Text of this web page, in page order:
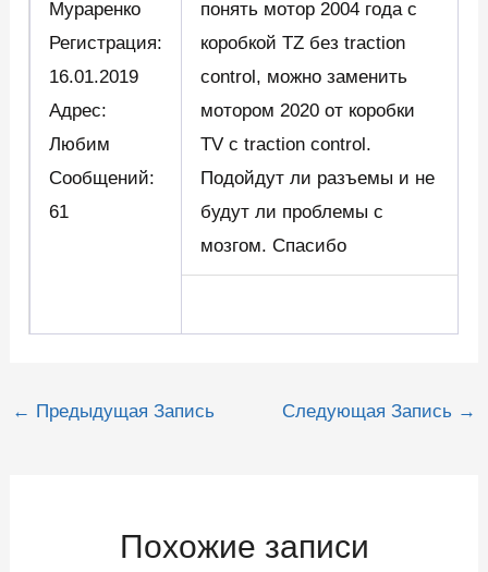
Мураренко
Регистрация:
16.01.2019
Адрес:
Любим
Сообщений:
61
понять мотор 2004 года с
коробкой TZ без traction
control, можно заменить
мотором 2020 от коробки
TV с traction control.
Подойдут ли разъемы и не
будут ли проблемы с
мозгом. Спасибо
Навигация
← Предыдущая Запись Следующая Запись →
Похожие записи